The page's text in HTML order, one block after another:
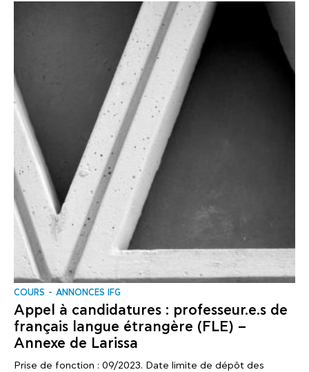
COURS ANNONCES IFG
Appel à candidatures : professeur.e.s de
français langue étrangère (FLE) –
Annexe de Larissa
Prise de fonction : 09/2023. Date limite de dépôt des